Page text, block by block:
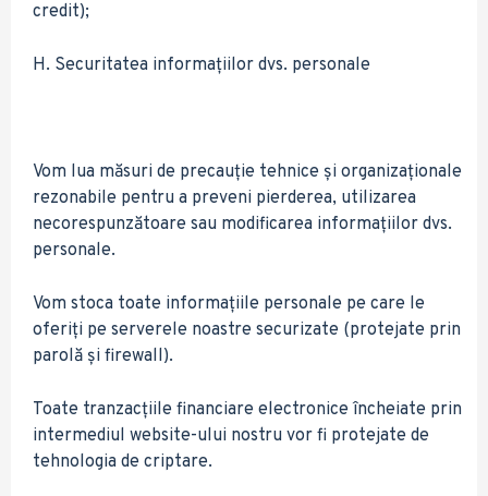
credit);
H. Securitatea informațiilor dvs. personale
Vom lua măsuri de precauție tehnice și organizaționale
rezonabile pentru a preveni pierderea, utilizarea
necorespunzătoare sau modificarea informațiilor dvs.
personale.
Vom stoca toate informațiile personale pe care le
oferiți pe serverele noastre securizate (protejate prin
parolă și firewall).
Toate tranzacțiile financiare electronice încheiate prin
intermediul website-ului nostru vor fi protejate de
tehnologia de criptare.